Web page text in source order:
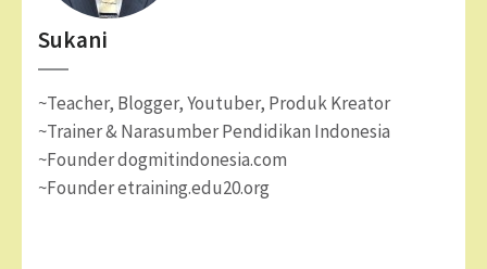
Sukani
~Teacher, Blogger, Youtuber, Produk Kreator
~Trainer & Narasumber Pendidikan Indonesia
~Founder dogmitindonesia.com
~Founder etraining.edu20.org